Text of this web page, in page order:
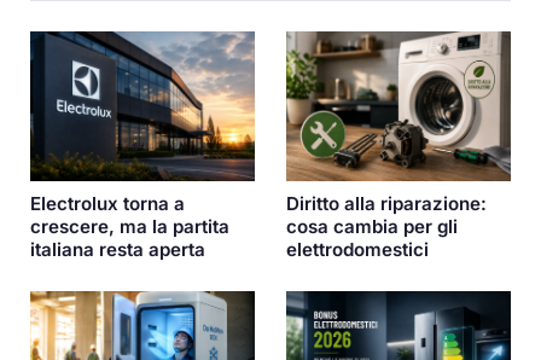
Electrolux torna a
crescere, ma la partita
italiana resta aperta
Diritto alla riparazione:
cosa cambia per gli
elettrodomestici